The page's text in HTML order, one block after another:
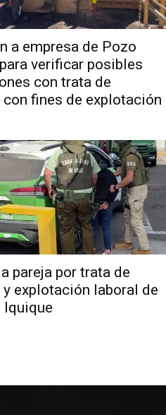
a empresa de Pozo
verificar posibles
con trata de
con fines de explotación
pareja por trata de
y explotación laboral de
Iquique